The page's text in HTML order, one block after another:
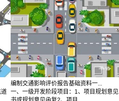
编制交通影响评价报告基础资料一...
一、一级开发阶段项目：1、项目规划意见